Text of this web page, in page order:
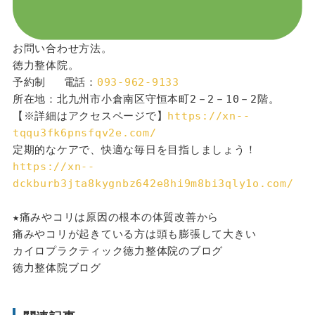
お問い合わせ方法。
徳力整体院。
予約制 　電話： 093-962-9133
所在地：北九州市小倉南区守恒本町2－2－10－2階。
【※詳細はアクセスページで】 https://xn--
tqqu3fk6pnsfqv2e.com/
定期的なケアで、快適な毎日を目指しましょう！
https://xn--
dckburb3jta8kygnbz642e8hi9m8bi3qly1o.com/
★痛みやコリは原因の根本の体質改善から
痛みやコリが起きている方は頭も膨張して大きい
カイロプラクティック徳力整体院のブログ
徳力整体院ブログ